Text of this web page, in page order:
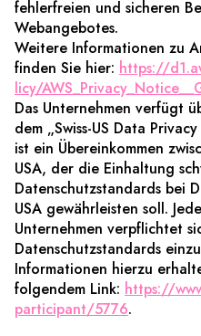
fehlerfreien und sicheren
Webangebotes.
Weitere Informationen zu
finden Sie hier: https://
licy/
Das Unternehmen verfügt
dem „Swiss-US Data
ist ein Übereinkommen
USA, der die Einhaltung
Datenschutzstandards bei
USA gewährleisten soll.
Unternehmen verpflichtet
Datenschutzstandards
Informationen hierzu
folgendem Link: https://
participant/5776.